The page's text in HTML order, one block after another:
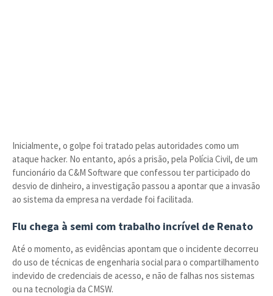
Inicialmente, o golpe foi tratado pelas autoridades como um
ataque hacker. No entanto, após a prisão, pela Polícia Civil, de um
funcionário da C&M Software que confessou ter participado do
desvio de dinheiro, a investigação passou a apontar que a invasão
ao sistema da empresa na verdade foi facilitada.
Flu chega à semi com trabalho incrível de Renato
Até o momento, as evidências apontam que o incidente decorreu
do uso de técnicas de engenharia social para o compartilhamento
indevido de credenciais de acesso, e não de falhas nos sistemas
ou na tecnologia da CMSW.